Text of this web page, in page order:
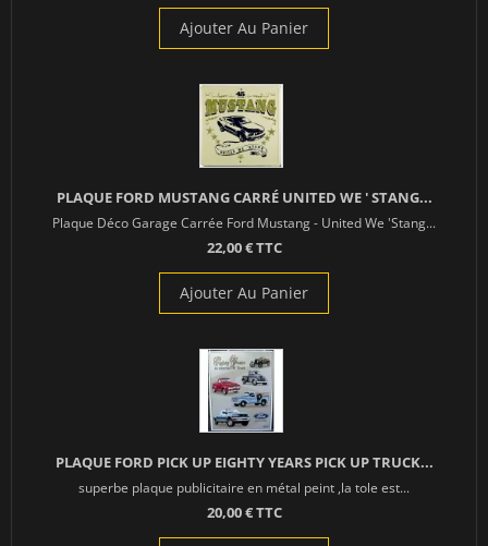
Ajouter Au Panier
PLAQUE FORD MUSTANG CARRÉ UNITED WE ' STANG...
Plaque Déco Garage Carrée Ford Mustang - United We 'Stang...
22,00 € TTC
Ajouter Au Panier
PLAQUE FORD PICK UP EIGHTY YEARS PICK UP TRUCK...
superbe plaque publicitaire en métal peint ,la tole est...
20,00 € TTC